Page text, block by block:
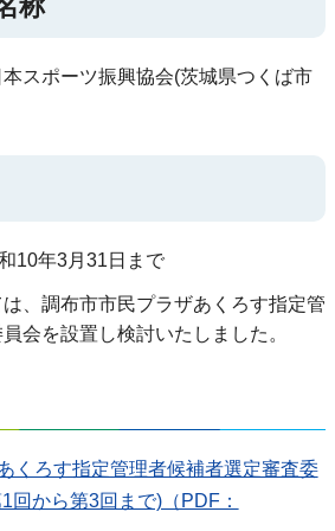
称
スポーツ振興協会(茨城県つくば市
10年3月31日まで
、調布市市民プラザあくろす指定管
会を設置し検討いたしました。
くろす指定管理者候補者選定審査委
回から第3回まで)（PDF：